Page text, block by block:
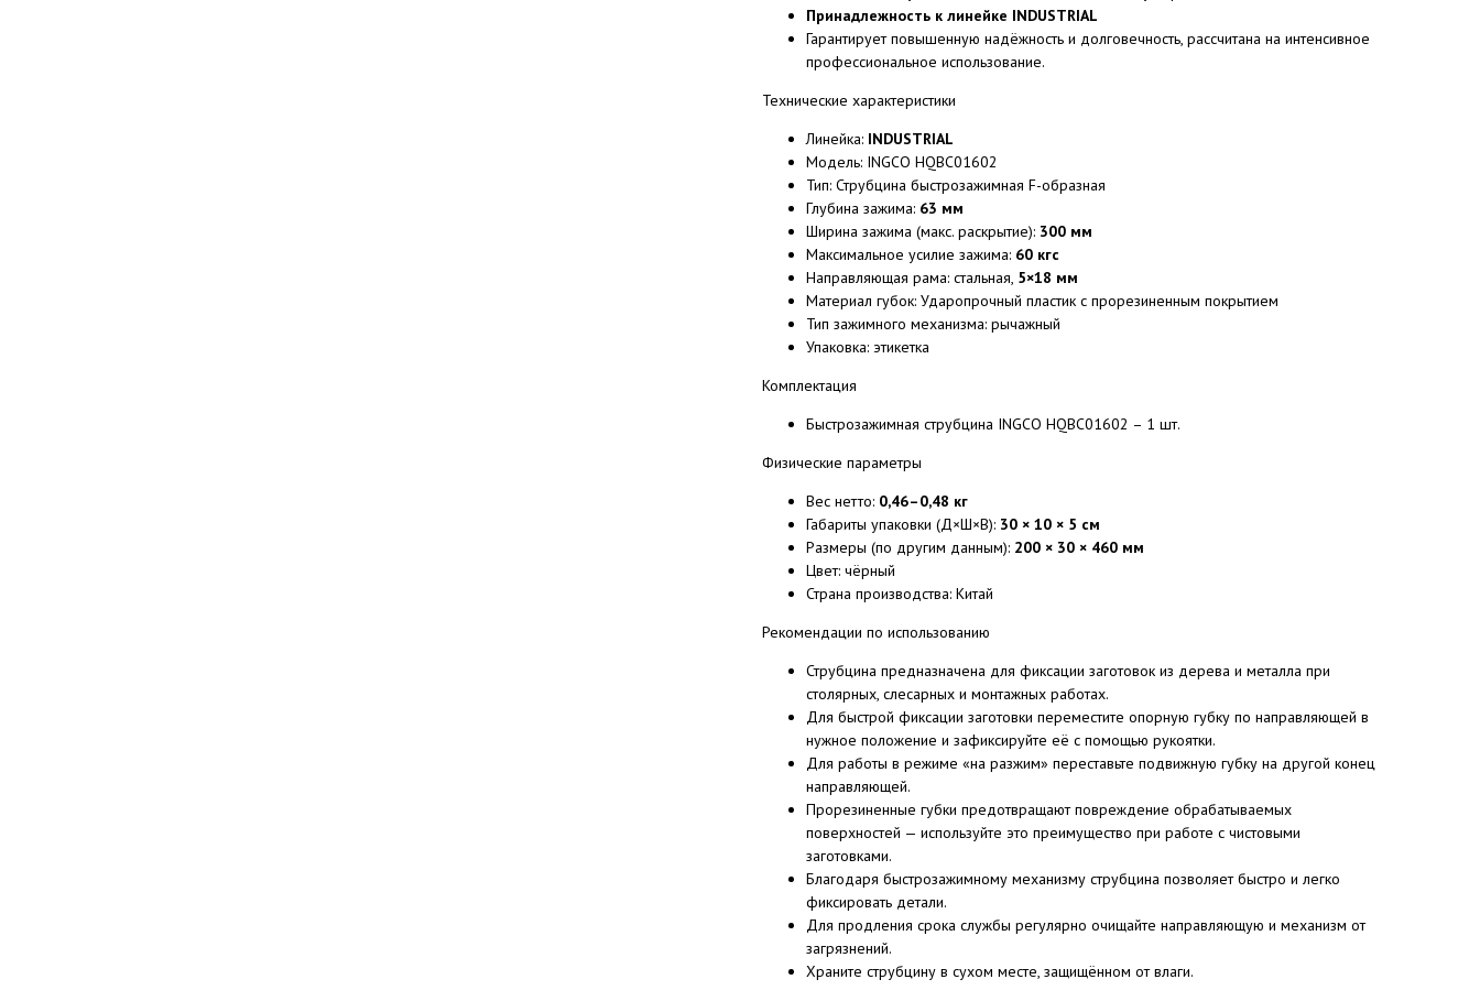
Принадлежность к линейке INDUSTRIAL
Гарантирует повышенную надёжность и долговечность, рассчитана на интенсивное
профессиональное использование.
Технические характеристики
Линейка: INDUSTRIAL
Модель: INGCO HQBC01602
Тип: Струбцина быстрозажимная F-образная
Глубина зажима: 63 мм
Ширина зажима (макс. раскрытие): 300 мм
Максимальное усилие зажима: 60 кгс
Направляющая рама: стальная, 5×18 мм
Материал губок: Ударопрочный пластик с прорезиненным покрытием
Тип зажимного механизма: рычажный
Упаковка: этикетка
Комплектация
Быстрозажимная струбцина INGCO HQBC01602 – 1 шт.
Физические параметры
Вес нетто: 0,46–0,48 кг
Габариты упаковки (Д×Ш×В): 30 × 10 × 5 см
Размеры (по другим данным): 200 × 30 × 460 мм
Цвет: чёрный
Страна производства: Китай
Рекомендации по использованию
Струбцина предназначена для фиксации заготовок из дерева и металла при
столярных, слесарных и монтажных работах.
Для быстрой фиксации заготовки переместите опорную губку по направляющей в
нужное положение и зафиксируйте её с помощью рукоятки.
Для работы в режиме «на разжим» переставьте подвижную губку на другой конец
направляющей.
Прорезиненные губки предотвращают повреждение обрабатываемых
поверхностей — используйте это преимущество при работе с чистовыми
заготовками.
Благодаря быстрозажимному механизму струбцина позволяет быстро и легко
фиксировать детали.
Для продления срока службы регулярно очищайте направляющую и механизм от
загрязнений.
Храните струбцину в сухом месте, защищённом от влаги.